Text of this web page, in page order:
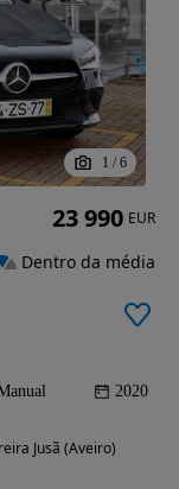
1 / 6
2020
Jusã (Aveiro)
23 990 EUR
Dentro da média